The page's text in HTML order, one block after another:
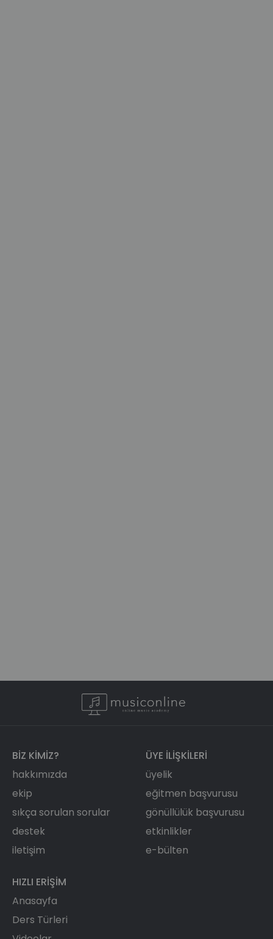
BIZ KIMIZ?
hakkımızda
ekip
sıkça sorulan sorular
destek
iletişim
ÜYE ILIŞKILERI
üyelik
eğitmen başvurusu
gönüllülük başvurusu
etkinlikler
e-bülten
HIZLI ERIŞIM
Anasayfa
Ders Türleri